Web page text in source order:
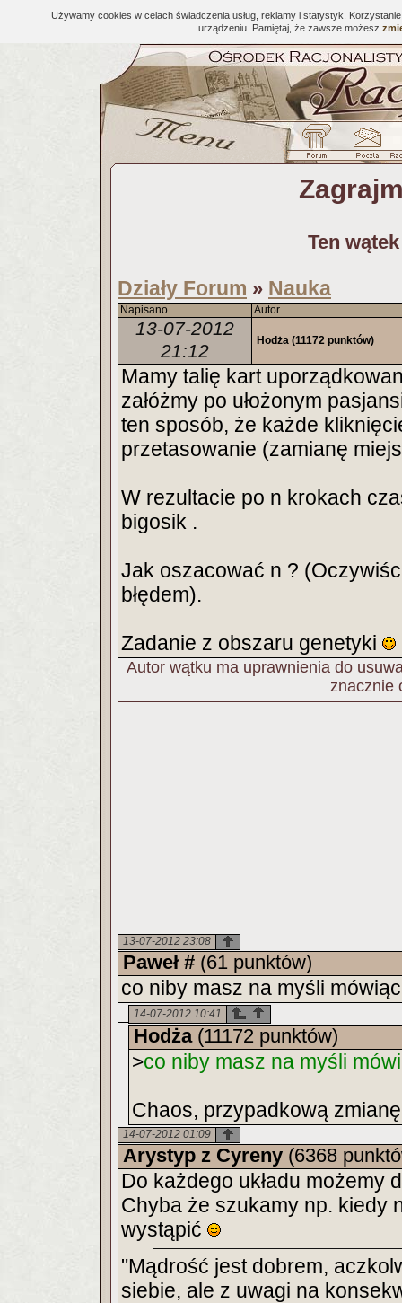
Używamy cookies w celach świadczenia usług, reklamy i statystyk.
urządzeniu. Pamiętaj, że zawsze możesz
Ten
Działy Forum » Nauka
Napisano Autor
13-07-2012
21:12
Hodża (11172 punktów)
Mamy talię kart
załóżmy po ułożonym
ten sposób, że każde
przetasowanie (zamianę
W rezultacie po n krokach
bigosik .
Jak oszacować n ?
błędem).
Zadanie z obszaru genetyki
Autor wątku ma uprawnienia do
znacznie
13-07-2012 23:08
Paweł # (61 punktów)
co niby masz na myśli
14-07-2012 10:41
Hodża(11172 punktów)
>co niby masz na myśli
Chaos, przypadkową
14-07-2012 01:09
Arystyp z Cyreny (6368
Do każdego układu możemy
Chyba że szukamy np. kiedy
wystąpić
"Mądrość jest dobrem,
siebie, ale z uwagi na